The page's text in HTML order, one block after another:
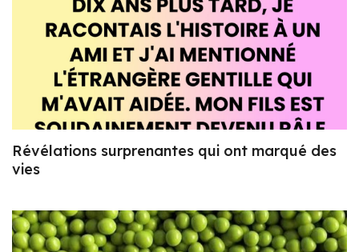
Révélations surprenantes qui ont marqué des
vies